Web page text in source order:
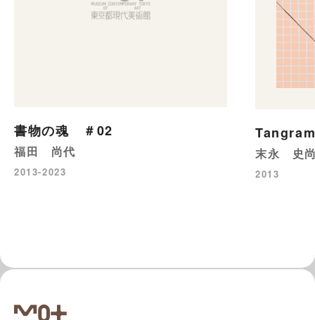
書物の魂 ＃02
福田 尚代
2013-2023
末永 史
2013